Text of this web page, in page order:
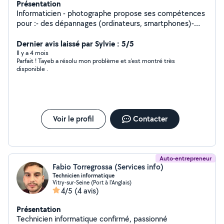
Présentation
Informaticien - photographe propose ses compétences
pour :- des dépannages (ordinateurs, smartphones)-
formations (bureautique, logiciels, Internet....)- photo
(cours, numérisation, prise de vue...) - numérisation de
vos négatifs argentiques et de vos cassettes VHS et
VHS-C
Dernier avis laissé par Sylvie : 5/5
Il y a 4 mois
Parfait ! Tayeb a résolu mon problème et s’est montré très
disponible .
Voir le profil Contacter
Auto-entrepreneur
Fabio Torregrossa (Services info)
Technicien informatique
Vitry-sur-Seine (Port à l'Anglais)
4/5 (4 avis)
Présentation
Technicien informatique confirmé, passionné